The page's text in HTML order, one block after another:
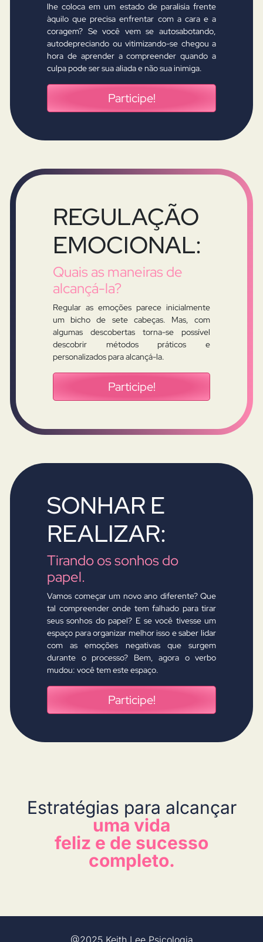
lhe coloca em um estado de paralisia frente
àquilo que precisa enfrentar com a cara e a
coragem? Se você vem se autosabotando,
autodepreciando ou vitimizando-se chegou a
hora de aprender a compreender quando a
culpa pode ser sua aliada e não sua inimiga.
Participe!
REGULAÇÃO
EMOCIONAL:
Quais as maneiras de
alcançá-la?
Regular as emoções parece inicialmente
um bicho de sete cabeças. Mas, com
algumas descobertas torna-se possível
descobrir métodos práticos e
personalizados para alcançá-la.
Participe!
SONHAR E
REALIZAR:
Tirando os sonhos do
papel.
Vamos começar um novo ano diferente? Que
tal compreender onde tem falhado para tirar
seus sonhos do papel? E se você tivesse um
espaço para organizar melhor isso e saber lidar
com as emoções negativas que surgem
durante o processo? Bem, agora o verbo
mudou: você tem este espaço.
Participe!
Estratégias para alcançar
uma vida
feliz e de sucesso
completo.
@2025 Keith Lee Psicologia